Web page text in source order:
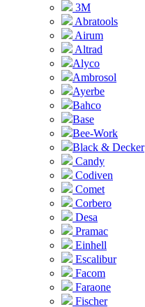
3M
Abratools
Airum
Altrad
Alyco
Ambrosol
Ayerbe
Bahco
Base
Bee-Work
Black & Decker
Candy
Codiven
Comet
Corbero
Desa
Pramac
Einhell
Escalibur
Facom
Faraone
Fischer